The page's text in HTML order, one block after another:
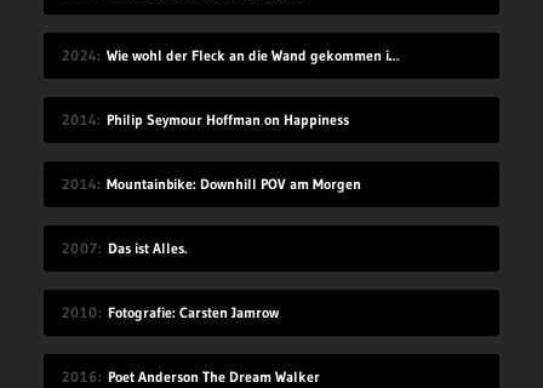
2024 Wie wohl der Fleck an die Wand gekommen ist?
2014 Philip Seymour Hoffman on Happiness
2014 Mountainbike: Downhill POV am Morgen
2007 Das ist Alles.
2010 Fotografie: Carsten Jamrow
2016 Poet Anderson The Dream Walker